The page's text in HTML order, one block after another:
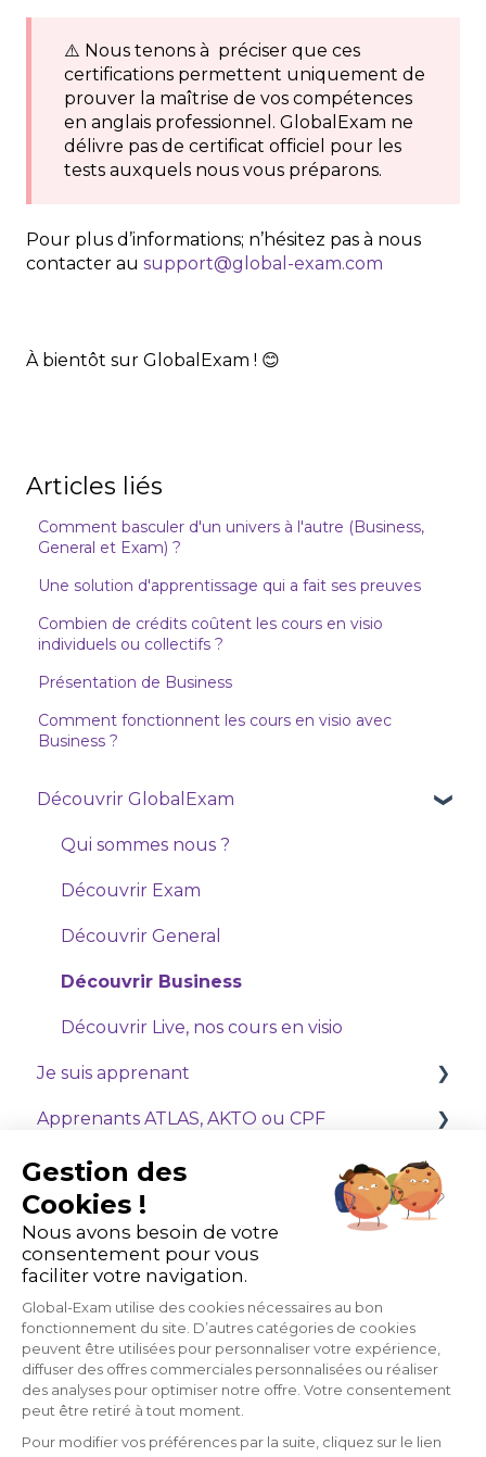
⚠️ Nous tenons à préciser que ces
certifications permettent uniquement de
prouver la maîtrise de vos compétences
en anglais professionnel. GlobalExam ne
délivre pas de certificat officiel pour les
tests auxquels nous vous préparons.
Pour plus d’informations; n’hésitez pas à nous
contacter au support@global-exam.com
À bientôt sur GlobalExam ! 😊
Articles liés
Comment basculer d'un univers à l'autre (Business,
General et Exam) ?
Une solution d'apprentissage qui a fait ses preuves
Combien de crédits coûtent les cours en visio
individuels ou collectifs ?
Présentation de Business
Comment fonctionnent les cours en visio avec
Business ?
Découvrir GlobalExam
Qui sommes nous ?
Découvrir Exam
Découvrir General
Découvrir Business
Découvrir Live, nos cours en visio
Je suis apprenant
Débuter avec GlobalExam
Gérer mes paiements et abonnements
M'entraîner avec Exam
M'entraîner avec Business
M'entraîner avec General
Live - Cours en visio
Apprenants ATLAS, AKTO ou CPF
OPCO (ATLAS & AKTO)
Je suis formateur ou administrateur
Prise en main de l'espace Administrateur
Comment gérer et suivre mes apprenants ?
Mes outils
Ma formule
Optimisez votre expérience sur la plateforme
GlobalExam
22 avenue de Saint-Ouen,
✅Dernière mise à jour :jeudi
Gestion des
Cookies !
Nous avons besoin de votre
consentement pour vous
faciliter votre navigation.
Global-Exam utilise des cookies nécessaires au bon
fonctionnement du site. D’autres catégories de cookies
peuvent être utilisées pour personnaliser votre expérience,
diffuser des offres commerciales personnalisées ou réaliser
des analyses pour optimiser notre offre. Votre consentement
peut être retiré à tout moment.
Pour modifier vos préférences par la suite, cliquez sur le lien